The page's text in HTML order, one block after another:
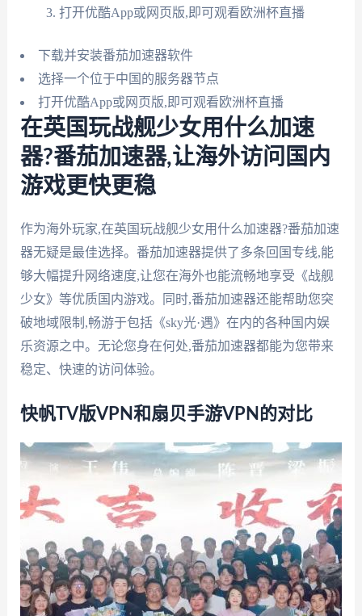
打开优酷App或网页版,即可观看欧洲杯直播
下载并安装番茄加速器软件
选择一个位于中国的服务器节点
打开优酷App或网页版,即可观看欧洲杯直播
在英国玩战舰少女用什么加速
器?番茄加速器,让海外访问国内
游戏更快更稳
作为海外玩家,在英国玩战舰少女用什么加速器?番茄加速
器无疑是最佳选择。番茄加速器提供了多条回国专线,能
够大幅提升网络速度,让您在海外也能流畅地享受《战舰
少女》等优质国内游戏。同时,番茄加速器还能帮助您突
破地域限制,畅游于包括《sky光·遇》在内的各种国内娱
乐资源之中。无论您身在何处,番茄加速器都能为您带来
稳定、快速的访问体验。
快帆TV版VPN和扇贝手游VPN的对比